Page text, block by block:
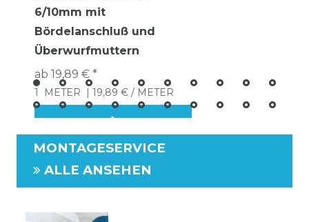
6/10mm mit
Bördelanschluß und
Überwurfmuttern
ab 19,89 € *
1 METER | 19,89 € / METER
MONTAGESERVICE
ALLE ANSEHEN